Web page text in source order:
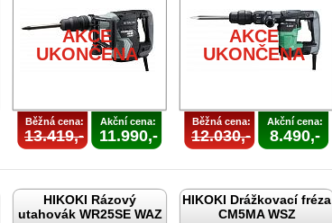
AKCE
UKONČENA
Běžná cena:
13.419,-
Akční cena:
11.990,-
AKCE
UKONČENA
Běžná cena:
12.030,-
Akční cena:
8.490,-
HIKOKI Rázový
utahovák WR25SE WAZ
HIKOKI Drážkovací fréza
CM5MA WSZ